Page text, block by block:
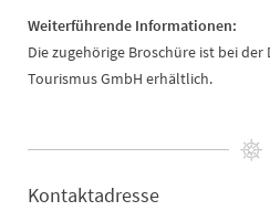
Weiterführende Informationen:
Die zugehörige Broschüre ist bei der
Tourismus GmbH erhältlich.
Kontaktadresse